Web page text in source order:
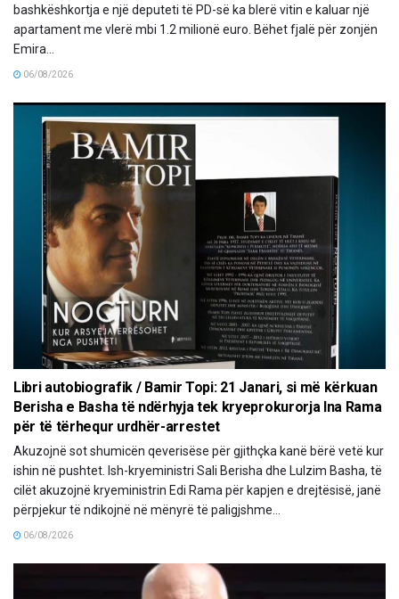
bashkëshkortja e një deputeti të PD-së ka blerë vitin e kaluar një
apartament me vlerë mbi 1.2 milionë euro. Bëhet fjalë për zonjën
Emira...
06/08/2026
Libri autobiografik / Bamir Topi: 21 Janari, si më kërkuan
Berisha e Basha të ndërhyja tek kryeprokurorja Ina Rama
për të tërhequr urdhër-arrestet
Akuzojnë sot shumicën qeverisëse për gjithçka kanë bërë vetë kur
ishin në pushtet. Ish-kryeministri Sali Berisha dhe Lulzim Basha, të
cilët akuzojnë kryeministrin Edi Rama për kapjen e drejtësisë, janë
përpjekur të ndikojnë në mënyrë të paligjshme...
06/08/2026